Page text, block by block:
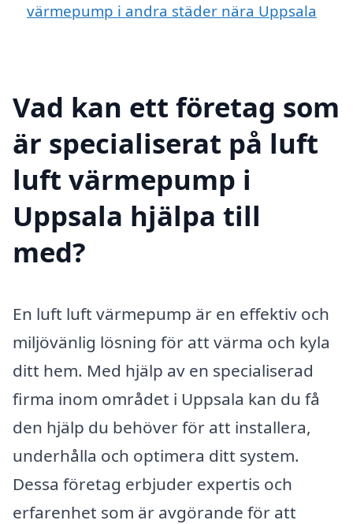
värmepump i andra städer nära Uppsala
Vad kan ett företag som
är specialiserat på luft
luft värmepump i
Uppsala hjälpa till
med?
En luft luft värmepump är en effektiv och
miljövänlig lösning för att värma och kyla
ditt hem. Med hjälp av en specialiserad
firma inom området i Uppsala kan du få
den hjälp du behöver för att installera,
underhålla och optimera ditt system.
Dessa företag erbjuder expertis och
erfarenhet som är avgörande för att